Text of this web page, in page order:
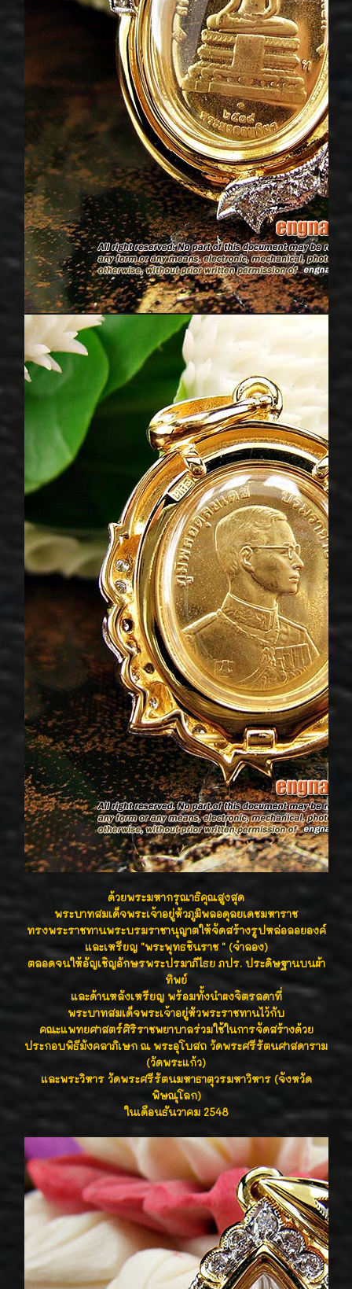
ด้วยพระมหากรุณาธิคุณสูงสุด
พระบาทสมเด็จพระเจ้าอยู่หัวภูมิพลอดุลยเดชมหาราช
ทรงพระราชทานพระบรมราชานุญาตให้จัดสร้างรูปหล่อลอยองค์
และเหรียญ "พระพุทธชินราช " (จำลอง)
ตลอดจนให้อัญเชิญอักษรพระปรมาภิไธย ภปร. ประดิษฐานบนผ้า
ทิพย์
และด้านหลังเหรียญ พร้อมทั้งนำผงจิตรลดาที่
พระบาทสมเด็จพระเจ้าอยู่หัวพระราชทานไว้กับ
คณะแพทยศาสตร์ศิริราชพยาบาลร่วมใช้ในการจัดสร้างด้วย
ประกอบพิธีมังคลาภิเษก ณ พระอุโบสถ วัดพระศรีรัตนศาสดาราม
(วัดพระแก้ว)
และพระวิหาร วัดพระศรีรัตนมหาธาตุวรมหาวิหาร (จังหวัด
พิษณุโลก)
ในเดือนธันวาคม 2548